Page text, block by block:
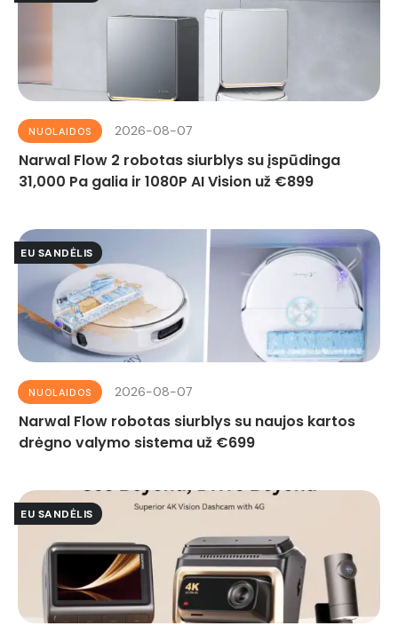
NUOLAIDOS 2026-08-07
Narwal Flow 2 robotas siurblys su įspūdinga
31,000 Pa galia ir 1080P AI Vision už €899
EU SANDĖLIS
NUOLAIDOS 2026-08-07
Narwal Flow robotas siurblys su naujos kartos
drėgno valymo sistema už €699
EU SANDĖLIS